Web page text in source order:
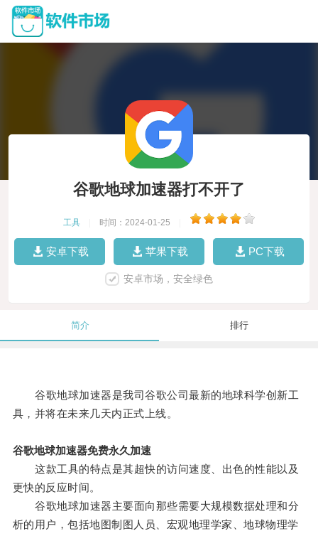
谷歌地球加速器打不开了
工具 时间：2024-01-25
安卓下载 苹果下载 PC下载
安卓市场，安全绿色
简介 排行
谷歌地球加速器是我司谷歌公司最新的地球科学创新工
具，并将在未来几天内正式上线。
谷歌地球加速器免费永久加速
这款工具的特点是其超快的访问速度、出色的性能以及
更快的反应时间。
谷歌地球加速器主要面向那些需要大规模数据处理和分
析的用户，包括地图制图人员、宏观地理学家、地球物理学